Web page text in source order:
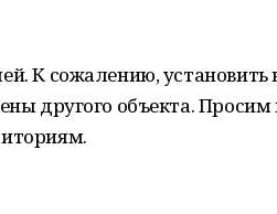
К сожалению, установить
другого объекта.